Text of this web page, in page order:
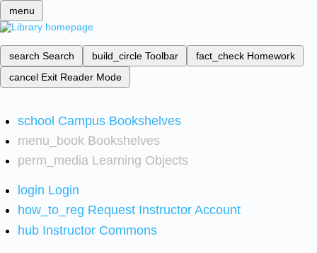
menu
search Search build_circle Toolbar fact_check Homework
cancel Exit Reader Mode
school Campus Bookshelves
menu_book Bookshelves
perm_media Learning Objects
login Login
how_to_reg Request Instructor Account
hub Instructor Commons